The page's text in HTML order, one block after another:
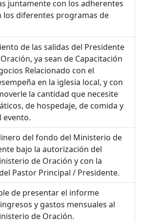
juntamente con los adherentes
los diferentes programas de
de las salidas del Presidente
ya sean de Capacitación
Relacionado con el
en la iglesia local, y con
la cantidad que necesite
de hospedaje, de comida y
evento.
del fondo del Ministerio de
bajo la autorización del
de Oración y con la
Pastor Principal / Presidente.
de presentar el informe
y gastos mensuales al
de Oración.